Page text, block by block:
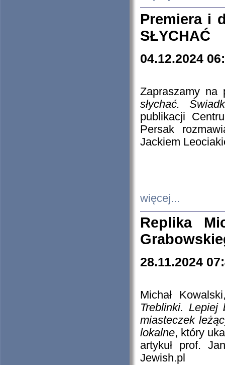
Premiera i
SŁYCHAĆ
04.12.2024
Zapraszamy
słychać.
publikacji
Persak
Jackiem
więcej...
Replika
28.11.2024
Michał
Treblinki. Lepiej
miasteczek
lokalne, który
artykuł prof.
Jewish.pl